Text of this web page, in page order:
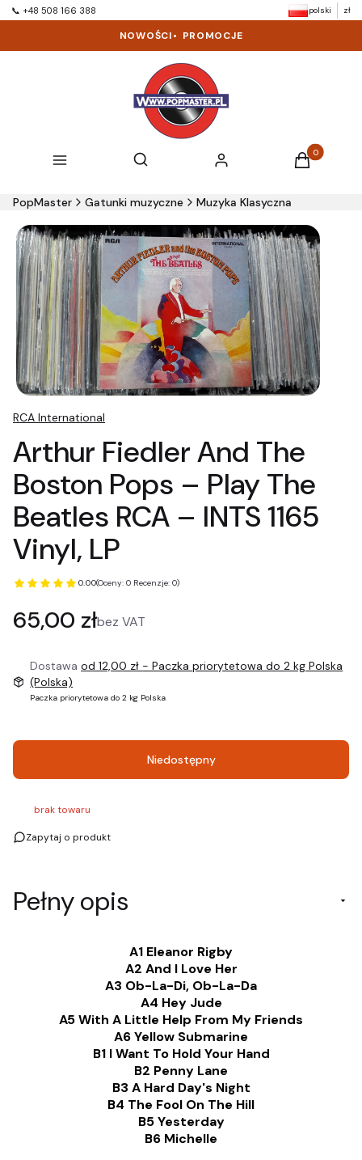
📞 +48 508 166 388 polski zł
NOWOŚCI• PROMOCJE
Menu Otwórz wyszukiwarkę
Szukaj Zaloguj się Produkty w
Koszyk
PopMaster Gatunki muzyczne Muzyka Klasyczna
RCA International
Arthur Fiedler And The
Boston Pops ‎– Play The
Beatles RCA ‎– INTS 1165
Vinyl, LP
0.00(Oceny: 0 Recenzje: 0)
Cena
65,00 złbez VAT
Dostawaod 12,00 zł - Paczka priorytetowa do 2 kg Polska
(Polska)
Paczka priorytetowa do 2 kg Polska
Niedostępny
brak towaru
Zapytaj o produkt
Pełny opis
A1 Eleanor Rigby
A2 And I Love Her
A3 Ob-La-Di, Ob-La-Da
A4 Hey Jude
A5 With A Little Help From My Friends
A6 Yellow Submarine
B1 I Want To Hold Your Hand
B2 Penny Lane
B3 A Hard Day's Night
B4 The Fool On The Hill
B5 Yesterday
B6 Michelle